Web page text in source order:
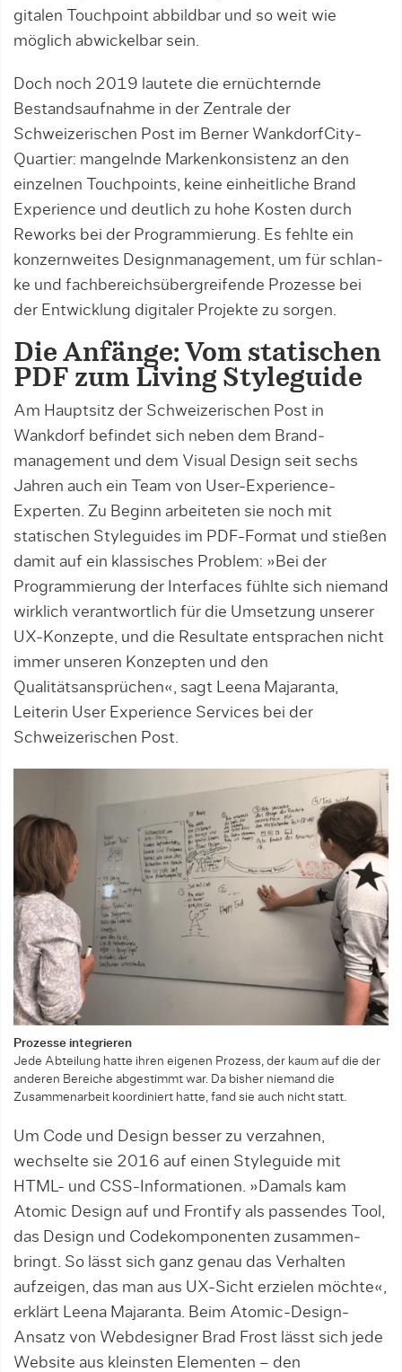
gitalen Touchpoint abbild­bar und so weit wie
möglich abwickelbar sein.
Doch noch 2019 lautete die ernüchtern­de
Bestandsaufnahme in der Zentrale der
Schweizerischen Post im Berner Wank­dorf­­City-
Quartier: mangelnde Marken­kon­sis­tenz an den
einzelnen Touchpoints, kei­ne einheitliche Brand
Experience und deutlich zu hohe Kosten durch
Reworks bei der Pro­­gram­mierung. Es fehlte ein
konzern­weites Designmanagement, um für schlan­
ke und fachbereichs­über­grei­fen­­de Pro­zesse bei
der Entwicklung digitaler Projekte zu sorgen.
Die Anfänge: Vom statischen
PDF zum Living Styleguide
Am Hauptsitz der Schweizerischen Post in
Wankdorf befindet sich neben dem Brand­
management und dem Visual Design seit sechs
Jahren auch ein Team von User-Expe­rience-
Experten. Zu Beginn arbeiteten sie noch mit
statischen Styleguides im PDF-Format und stießen
damit auf ein klassi­sches Problem: »Bei der
Programmierung der Interfaces fühlte sich niemand
wirklich verantwortlich für die Umsetzung unserer
UX-Konzepte, und die Resultate ent­spra­chen nicht
immer unseren Konzepten und den
Qualitätsansprüchen«, sagt Leena Ma­ja­ranta,
Leiterin User Experience Services bei der
Schweizerischen Post.
Prozesse integrieren
Jede Abteilung hatte ihren eigenen Prozess, der kaum auf die der
anderen Bereiche abgestimmt war. Da bisher niemand die
Zusammenarbeit koordiniert hatte, fand sie auch nicht statt.
Um Code und Design besser zu verzahnen,
wechselte sie 2016 auf einen Styleguide mit
HTML- und CSS-Informationen. »Damals kam
Atomic Design auf und Frontify als passendes Tool,
das Design und Code­komponenten zusammen­
bringt. So lässt sich ganz genau das Verhalten
aufzeigen, das man aus UX-Sicht erzielen möchte«,
er­klärt Leena Majaranta. Beim Atomic-Design-
Ansatz von Webdesigner Brad Frost lässt sich jede
Website aus kleinsten Elementen – den